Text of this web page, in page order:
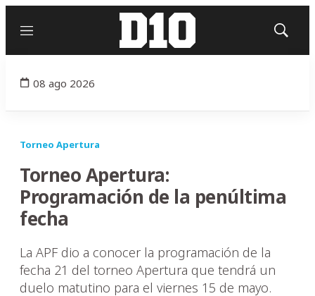
Menú
Mostrar
08 ago 2026
Torneo Apertura
Torneo Apertura:
Programación de la penúltima
fecha
La APF dio a conocer la programación de la
fecha 21 del torneo Apertura que tendrá un
duelo matutino para el viernes 15 de mayo.